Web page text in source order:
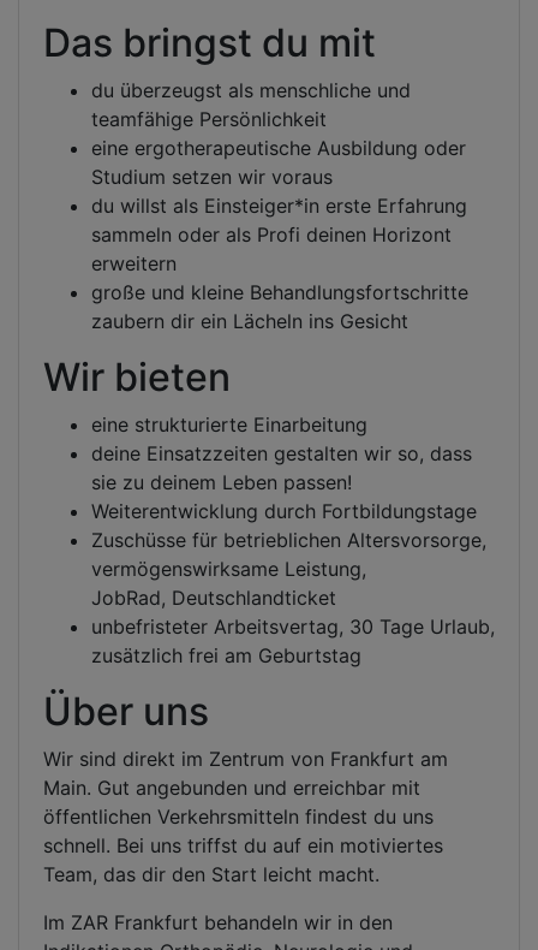
Das bringst du mit
du überzeugst als menschliche und
teamfähige Persönlichkeit
eine ergotherapeutische Ausbildung oder
Studium setzen wir voraus
du willst als Einsteiger*in erste Erfahrung
sammeln oder als Profi deinen Horizont
erweitern
große und kleine Behandlungsfortschritte
zaubern dir ein Lächeln ins Gesicht
Wir bieten
eine strukturierte Einarbeitung
deine Einsatzzeiten gestalten wir so, dass
sie zu deinem Leben passen!
Weiterentwicklung durch Fortbildungstage
Zuschüsse für betrieblichen Altersvorsorge,
vermögenswirksame Leistung,
JobRad, Deutschlandticket
unbefristeter Arbeitsvertag, 30 Tage Urlaub,
zusätzlich frei am Geburtstag
Über uns
Wir sind direkt im Zentrum von Frankfurt am
Main. Gut angebunden und erreichbar mit
öffentlichen Verkehrsmitteln findest du uns
schnell. Bei uns triffst du auf ein motiviertes
Team, das dir den Start leicht macht.
Im ZAR Frankfurt behandeln wir in den